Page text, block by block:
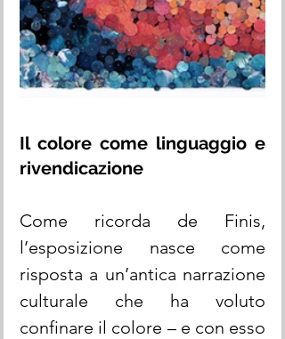
Il colore come linguaggio e
rivendicazione
Come ricorda de Finis,
l’esposizione nasce come
risposta a un’antica narrazione
culturale che ha voluto
confinare il colore – e con esso